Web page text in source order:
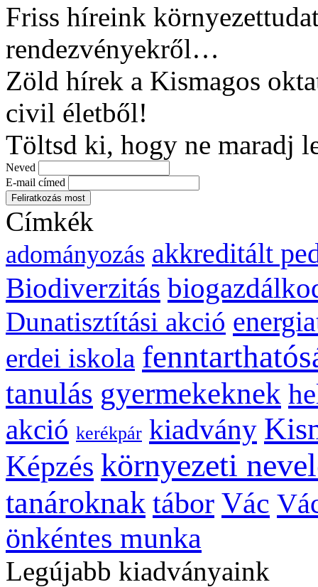
Friss híreink
rendezvényekről…
Zöld hírek a Kismagos
civil életből!
Töltsd ki, hogy ne maradj
Neved
E-mail címed
Címkék
adományozás akkreditált
Biodiverzitás
Dunatisztítási akció
erdei iskola
tanulás gyermekeknek
akció kerékpár kiadvány
Képzés környezeti
tanároknak tábor Vác
önkéntes munka
Legújabb kiadványaink